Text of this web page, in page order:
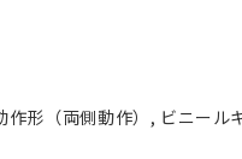
形（両側動作）, ビニール